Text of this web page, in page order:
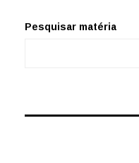
Pesquisar matéria